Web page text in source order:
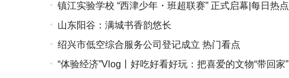
镇江实验学校 “西津少年・班超联赛” 正式启幕|每日热点
山东阳谷：满城书香韵悠长
绍兴市低空综合服务公司登记成立 热门看点
“体验经济”Vlog丨好吃好看好玩：把喜爱的文物“带回家”